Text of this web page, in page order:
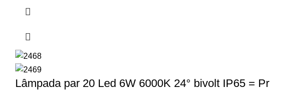
Lâmpada par 20 Led 6W 6000K 24° bivolt IP65 = Pr